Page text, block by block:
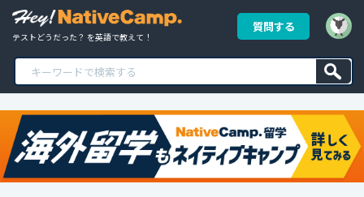
テストどうだった？ を英語で教えて！
質問する